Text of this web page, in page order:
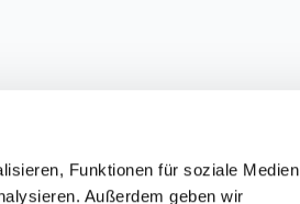
Funktionen für soziale Medien
Außerdem geben wir